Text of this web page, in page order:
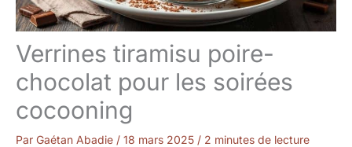
Verrines tiramisu poire-
chocolat pour les soirées
cocooning
Par Gaétan Abadie / 18 mars 2025 / 2 minutes de lecture